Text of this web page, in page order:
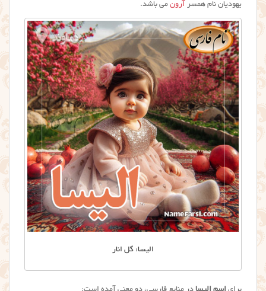
یهودیان نام همسر آرون می باشد.
الیسا: گل انار